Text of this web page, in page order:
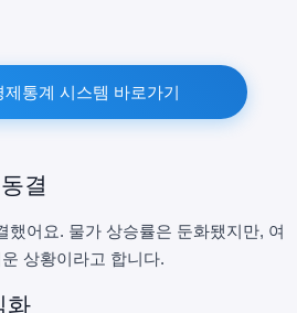
제통계 시스템 바로가기
결
했어요. 물가 상승률은 둔화됐지만, 여
상황이라고 합니다.
화